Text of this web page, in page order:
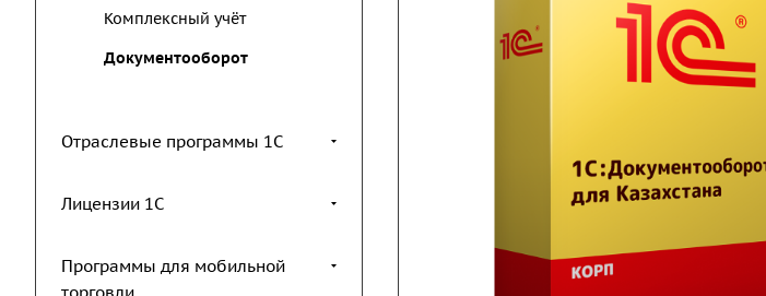
Комплексный учёт
Документооборот
Отраслевые программы 1С
Лицензии 1С
Программы для мобильной